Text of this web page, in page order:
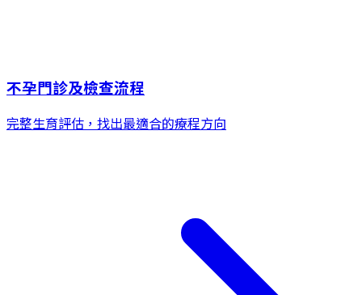
不孕門診及檢查流程
完整生育評估，找出最適合的療程方向